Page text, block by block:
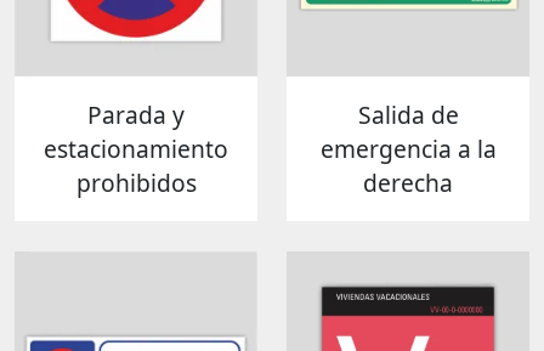
Parada y
estacionamiento
prohibidos
Salida de
emergencia a la
derecha